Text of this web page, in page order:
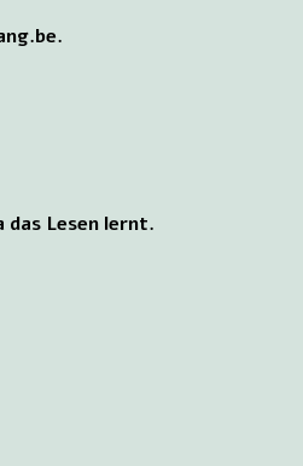
Lesen lernt.